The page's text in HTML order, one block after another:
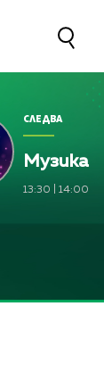
СЛЕДВА
Музика
13:30 14:00